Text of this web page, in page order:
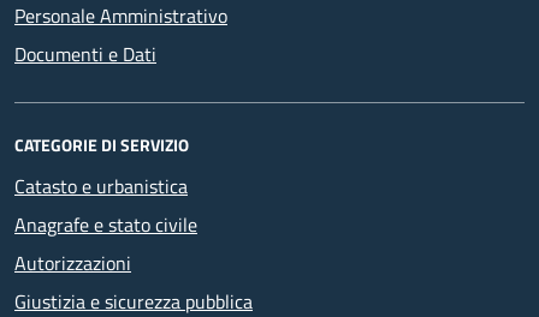
Personale Amministrativo
Documenti e Dati
CATEGORIE DI SERVIZIO
Catasto e urbanistica
Anagrafe e stato civile
Autorizzazioni
Giustizia e sicurezza pubblica